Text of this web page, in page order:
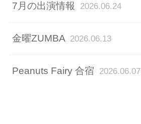
7月の出演情報 2026.06.24
金曜ZUMBA 2026.06.13
Peanuts Fairy 合宿 2026.06.07